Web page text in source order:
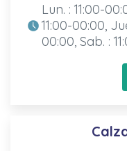
Lun. : 11:00-
11:00-00:00,
00:00, Sab. :